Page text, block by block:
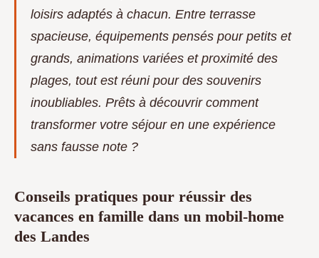
loisirs adaptés à chacun. Entre terrasse
spacieuse, équipements pensés pour petits et
grands, animations variées et proximité des
plages, tout est réuni pour des souvenirs
inoubliables. Prêts à découvrir comment
transformer votre séjour en une expérience
sans fausse note ?
Conseils pratiques pour réussir des
vacances en famille dans un mobil-home
des Landes